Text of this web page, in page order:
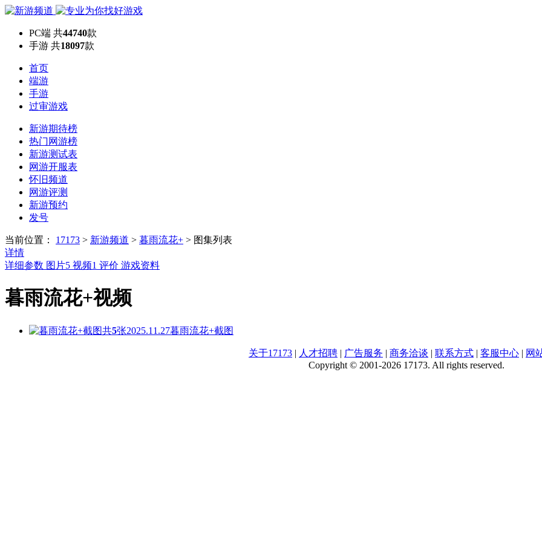
PC端 共44740款
手游 共18097款
首页
端游
手游
过审游戏
新游期待榜
热门网游榜
新游测试表
网游开服表
怀旧频道
网游评测
新游预约
发号
当前位置： 17173 > 新游频道 > 暮雨流花+ > 图集列表
详情
详细参数 图片5 视频1 评价 游戏资料
暮雨流花+视频
共5张2025.11.27暮雨流花+截图
关于17173 | 人才招聘 | 广告服务 | 商务洽谈 | 联系方式 | 客服中心 | 网
Copyright © 2001-2026 17173. All rights reserved.